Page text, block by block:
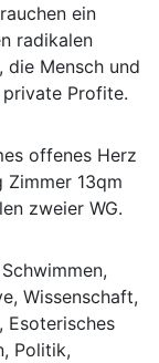
ein
radikalen
die Mensch und
Profite.
offenes Herz
13qm
zweier WG.
Wissenschaft,
Esoterisches
Politik,